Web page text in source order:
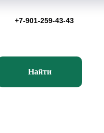
+7-901-259-43-43
Найти